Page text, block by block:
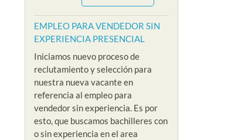
EMPLEO PARA VENDEDOR SIN
EXPERIENCIA PRESENCIAL
Iniciamos nuevo proceso de
reclutamiento y selección para
nuestra nueva vacante en
referencia al empleo para
vendedor sin experiencia. Es por
esto, que buscamos bachilleres con
o sin experiencia en el area